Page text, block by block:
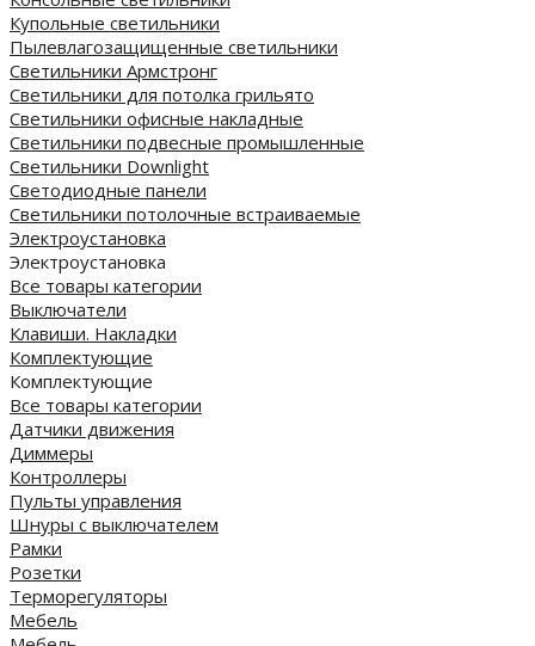
Купольные светильники
Пылевлагозащищенные светильники
Светильники Армстронг
Светильники для потолка грильято
Светильники офисные накладные
Светильники подвесные промышленные
Светильники Downlight
Светодиодные панели
Cветильники потолочные встраиваемые
Электроустановка
Электроустановка
Все товары категории
Выключатели
Клавиши. Накладки
Комплектующие
Комплектующие
Все товары категории
Датчики движения
Диммеры
Контроллеры
Пульты управления
Шнуры с выключателем
Рамки
Розетки
Терморегуляторы
Мебель